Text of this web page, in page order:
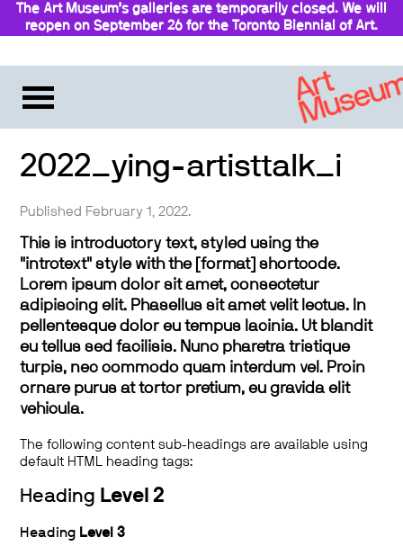
The Art Museum’s galleries are temporarily closed. We will
reopen on September 26 for the Toronto Biennial of Art.
2022_ying-artisttalk_i
Published February 1, 2022.
This is introductory text, styled using the
"introtext" style with the [format] shortcode.
Lorem ipsum dolor sit amet, consectetur
adipiscing elit. Phasellus sit amet velit lectus. In
pellentesque dolor eu tempus lacinia. Ut blandit
eu tellus sed facilisis. Nunc pharetra tristique
turpis, nec commodo quam interdum vel. Proin
ornare purus at tortor pretium, eu gravida elit
vehicula.
The following content sub-headings are available using
default HTML heading tags:
Heading Level 2
Heading Level 3